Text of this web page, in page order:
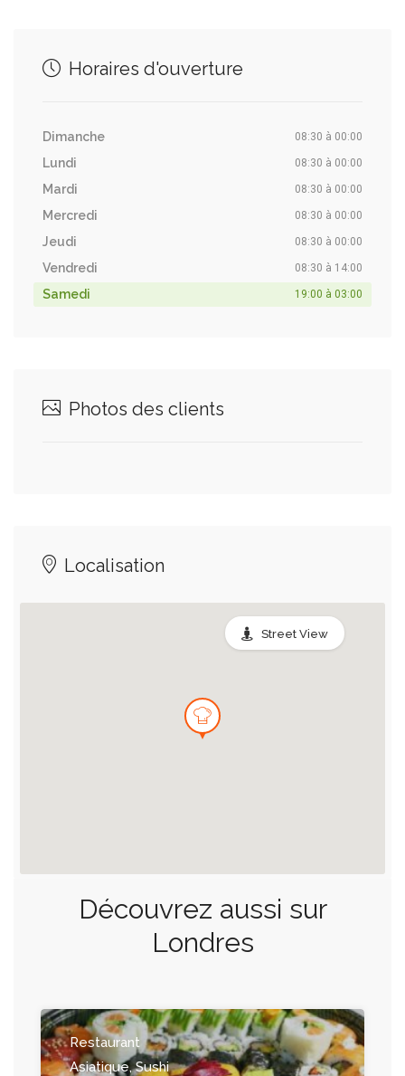
Horaires d'ouverture
Dimanche 08:30 à 00:00
Lundi 08:30 à 00:00
Mardi 08:30 à 00:00
Mercredi 08:30 à 00:00
Jeudi 08:30 à 00:00
Vendredi 08:30 à 14:00
Samedi 19:00 à 03:00
Photos des clients
Localisation
Street View
Découvrez aussi sur
Londres
Restaurant
Asiatique, Sushi